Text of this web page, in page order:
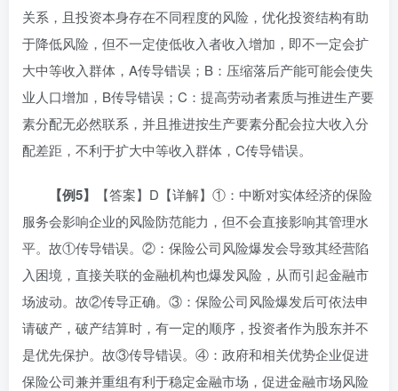
关系，且投资本身存在不同程度的风险，优化投资结构有助
于降低风险，但不一定使低收入者收入增加，即不一定会扩
大中等收入群体，A传导错误；B：压缩落后产能可能会使失
业人口增加，B传导错误；C：提高劳动者素质与推进生产要
素分配无必然联系，并且推进按生产要素分配会拉大收入分
配差距，不利于扩大中等收入群体，C传导错误。
【例5】
【答案】D【详解】①：中断对实体经济的保险
服务会影响企业的风险防范能力，但不会直接影响其管理水
平。故①传导错误。②：保险公司风险爆发会导致其经营陷
入困境，直接关联的金融机构也爆发风险，从而引起金融市
场波动。故②传导正确。③：保险公司风险爆发后可依法申
请破产，破产结算时，有一定的顺序，投资者作为股东并不
是优先保护。故③传导错误。④：政府和相关优势企业促进
保险公司兼并重组有利于稳定金融市场，促进金融市场风险